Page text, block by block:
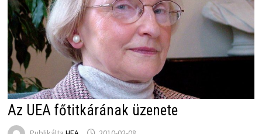
Az UEA főtitkárának üzenete